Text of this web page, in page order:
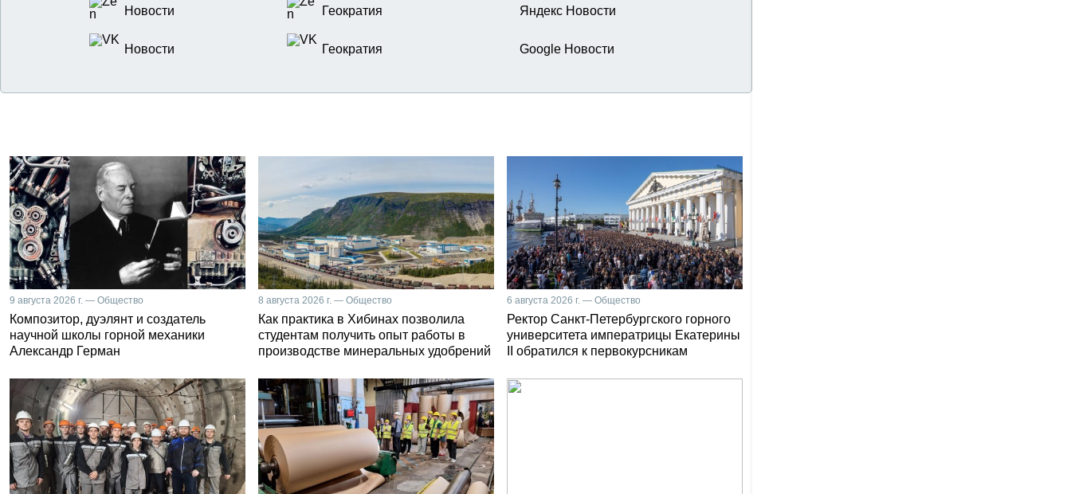
Новости Геократия Яндекс Новости
Новости Геократия Google Новости
9 августа 2026 г. — Общество
Композитор, дуэлянт и создатель
научной школы горной механики
Александр Герман
8 августа 2026 г. — Общество
Как практика в Хибинах позволила
студентам получить опыт работы в
производстве минеральных удобрений
6 августа 2026 г. — Общество
Ректор Санкт-Петербургского горного
университета императрицы Екатерины
II обратился к первокурсникам